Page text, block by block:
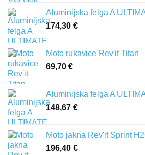
Aluminijska felga A
174,30 €
Moto rukavice Rev'it Titan
69,70 €
Aluminijska felga A
148,67 €
Moto jakna Rev'it Sprint
196,40 €